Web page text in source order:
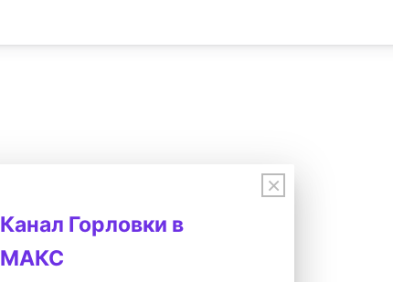
×
Канал Горловки в
МАКС